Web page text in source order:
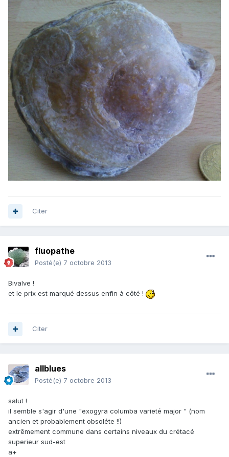
Citer
fluopathe
Posté(e) 7 octobre 2013
Bivalve !
et le prix est marqué dessus enfin à côté !
Citer
allblues
Posté(e) 7 octobre 2013
salut !
il semble s'agir d'une "exogyra columba varieté major " (nom
ancien et probablement obsoléte !!)
extrêmement commune dans certains niveaux du crétacé
superieur sud-est
a+